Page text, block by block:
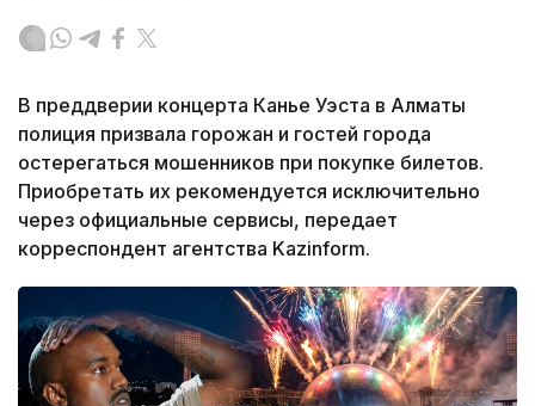
В преддверии концерта Канье Уэста в Алматы
полиция призвала горожан и гостей города
остерегаться мошенников при покупке билетов.
Приобретать их рекомендуется исключительно
через официальные сервисы, передает
корреспондент агентства Kazinform.